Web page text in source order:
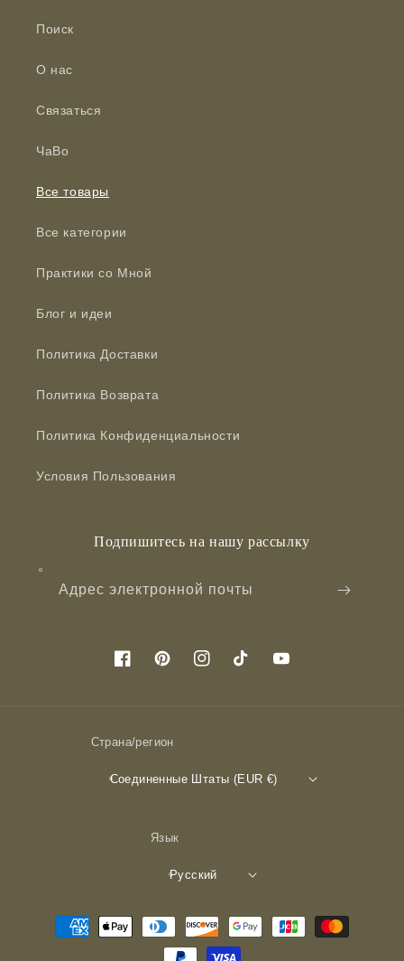
Поиск
О нас
Связаться
ЧаВо
Все товары
Все категории
Практики со Мной
Блог и идеи
Политика Доставки
Политика Возврата
Политика Конфиденциальности
Условия Пользования
Подпишитесь на нашу рассылку
Адрес электронной почты
FacebookPinterestInstagramTikTok YouTube
Страна/регион
Соединенные Штаты (EUR €)
Язык
Русский
Способы
оплаты